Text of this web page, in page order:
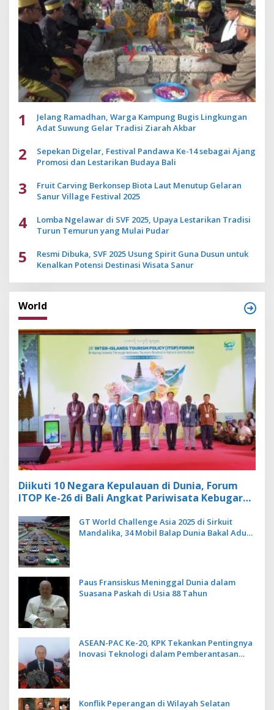
1
Jelang Ramadhan, Warga Kampung Bugis Lingkungan
Adat Suwung Gelar Tradisi Ziarah Akbar
2
Sepekan Digelar, Festival Pandawa Ke-14 sebagai Ajang
Promosi dan Lestarikan Budaya Bali
3
Fruit Carving Berkonsep Biota Laut Menutup Gelaran
Sanur Village Festival 2025
4
Lomba Ngelawar di SVF 2025, Upaya Lestarikan Tradisi
Turun Temurun yang Mulai Pudar
5
Resmi Dibuka, SVF 2025 Usung Spirit Guna Dusun untuk
Kenalkan Potensi Destinasi Wisata Sanur
World
Diikuti 10 Negara Kepulauan di Dunia, Forum
ITOP Ke-26 di Bali Angkat Pariwisata Kebugaran
GT World Challenge Asia 2025 di Sirkuit
Mandalika, 34 Mobil Balap Dunia Bakal Adu
Paus Fransiskus Meninggal Dunia dalam
Suasana Paskah di Usia 88 Tahun
ASEAN-PAC Ke-20, KPK Tekankan Pentingnya
Inovasi Teknologi dalam Pemberantasan
Konflik Peperangan di Wilayah Selatan